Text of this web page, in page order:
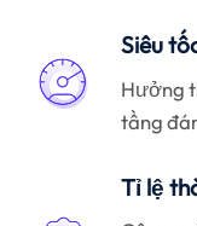
Siêu
Hưởng
tầng
Tỉ lệ